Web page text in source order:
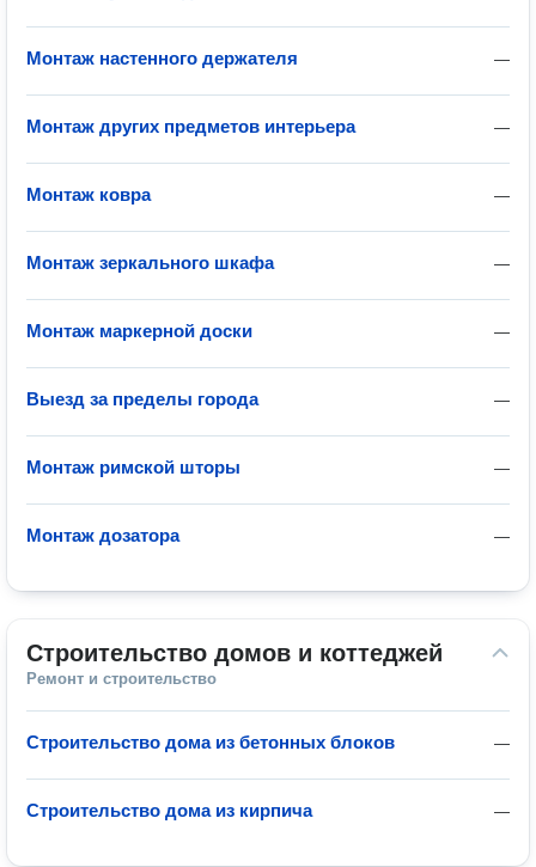
—
Монтаж настенного держателя
—
Монтаж других предметов интерьера
—
Монтаж ковра
—
Монтаж зеркального шкафа
—
Монтаж маркерной доски
—
Выезд за пределы города
—
Монтаж римской шторы
—
Монтаж дозатора
Строительство домов и коттеджей
Ремонт и строительство
—
Строительство дома из бетонных блоков
—
Строительство дома из кирпича